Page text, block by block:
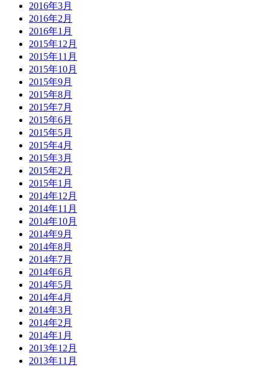
2016年3月
2016年2月
2016年1月
2015年12月
2015年11月
2015年10月
2015年9月
2015年8月
2015年7月
2015年6月
2015年5月
2015年4月
2015年3月
2015年2月
2015年1月
2014年12月
2014年11月
2014年10月
2014年9月
2014年8月
2014年7月
2014年6月
2014年5月
2014年4月
2014年3月
2014年2月
2014年1月
2013年12月
2013年11月